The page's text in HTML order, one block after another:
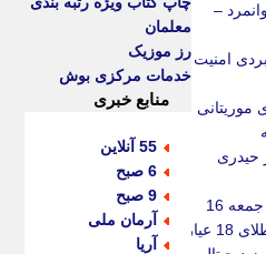
–
امنیت
موریتانی
حیدری
قیمت طلا و دلار امروز جمعه 16
مرداد 1405؛ نرخ سکه، طلای 18 عیار،
معلمان
رز موزیک
خدمات مرکزی بوش
منابع خبری
55 آنلاین
6 صبح
9 صبح
آرمان ملی
آریا